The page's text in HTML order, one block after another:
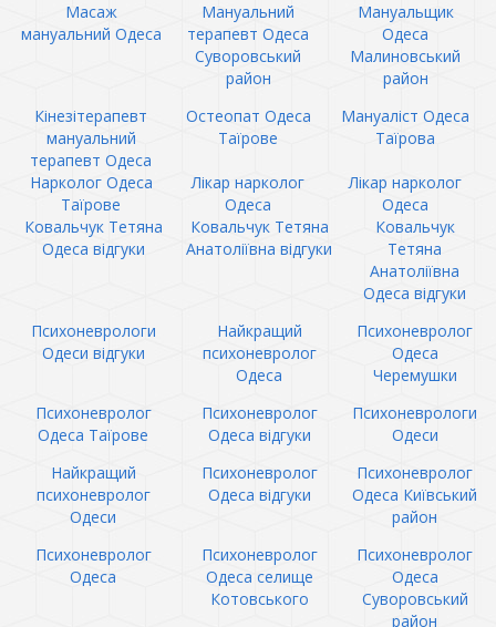
Масаж
мануальний Одеса
Мануальний
терапевт Одеса
Суворовський
район
Мануальщик
Одеса
Малиновський
район
Кінезітерапевт
мануальний
терапевт Одеса
Остеопат Одеса
Таїрове
Мануаліст Одеса
Таїрова
Нарколог Одеса
Таїрове
Лікар нарколог
Одеса
Лікар нарколог
Одеса
Ковальчук Тетяна
Одеса відгуки
Ковальчук Тетяна
Анатоліївна відгуки
Ковальчук
Тетяна
Анатоліївна
Одеса відгуки
Психоневрологи
Одеси відгуки
Найкращий
психоневролог
Одеса
Психоневролог
Одеса
Черемушки
Психоневролог
Одеса Таїрове
Психоневролог
Одеса відгуки
Психоневрологи
Одеси
Найкращий
психоневролог
Одеси
Психоневролог
Одеса відгуки
Психоневролог
Одеса Київський
район
Психоневролог
Одеса
Психоневролог
Одеса селище
Котовського
Психоневролог
Одеса
Суворовський
район